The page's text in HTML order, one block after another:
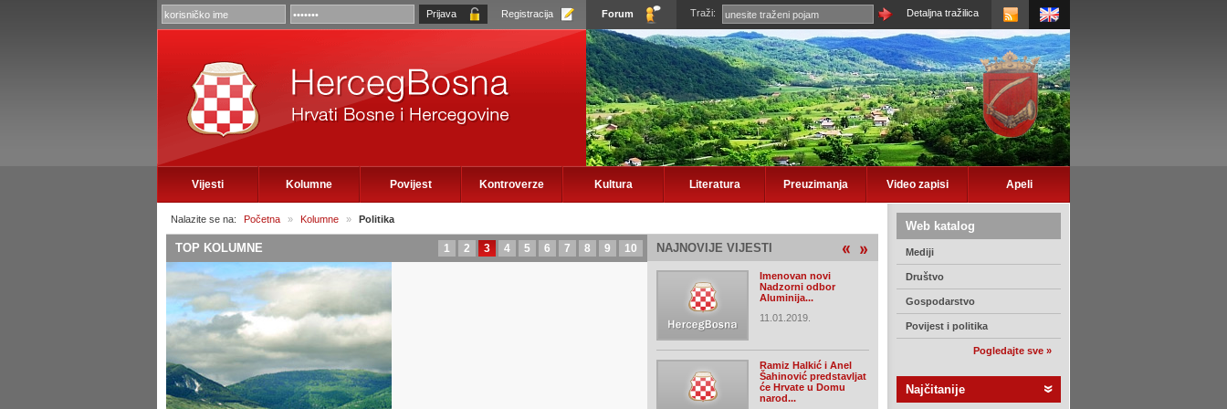
Registracija Forum Traži: Detaljna tražilica
Vijesti Kolumne Povijest Kontroverze Kultura Literatura Preuzimanja Video zapisi Apeli
Web katalog
Mediji
Društvo
Gospodarstvo
Povijest i politika
Pogledajte sve »
Najčitanije
Nalazite se na: Početna » Kolumne » Politika
TOP KOLUMNE 10
9
8
7
6
5
4
3
2
1 NAJNOVIJE VIJESTI
Imenovan novi
Nadzorni odbor
Aluminija...
11.01.2019.
Ramiz Halkić i Anel
Šahinović predstavljat
će Hrvate u Domu
narod...